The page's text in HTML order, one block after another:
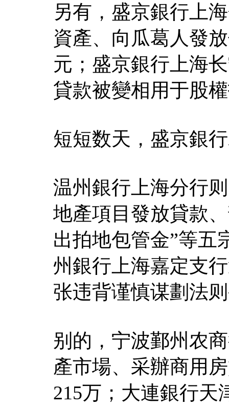
另有，盛京銀行上
資產、向瓜葛人發
元；盛京銀行上海
貸款被變相用于股
短短数天，盛京銀
温州銀行上海分行
地產項目發放貸款
出拍地包管金”等五
州銀行上海嘉定支
张违背谨慎谋劃法
别的，宁波鄞州农
產市場、采辦商用
215万；大連銀行天